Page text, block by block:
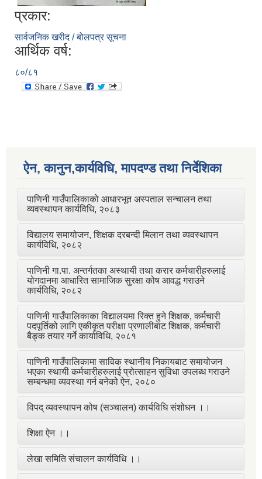
प्रकार:
सार्वजनिक खरीद / बोलपत्र सूचना
आर्थिक वर्ष:
८०/८१
ऐन, कानुन,कार्यविधि, मापदण्ड तथा निर्देशिका
पाणिनी गाउँपालिकाको आधारभूत अस्पताल सन्चालन तथा
व्यवस्थापन कार्यविधि, २०८३
विद्यालय समायोजन, शिक्षक दरबन्दी मिलान तथा व्यवस्थापन
कार्यविधि, २०८२
पाणिनी गा.पा. अन्तर्गतका अस्थायी तथा करार कर्मचारीहरुलाई
योगदानमा आधारित सामाजिक सुरक्षा कोष आवद्ध गराउने
कार्यविधि, २०८२
पाणिनी गाउँपालिकाका विद्यालयमा रिक्त हुने शिक्षक, कर्मचारी
पदपूर्तिको लागि एकीकृत परीक्षा प्रणालीबाट शिक्षक, कर्मचारी
बैङ्क तयार गर्ने कार्याविधि, २०८१
पाणिनी गाउँपालिकामा साविक स्थानीय निकायबाट समायोजन
भएका स्थायी कर्मचारीहरुलाई प्रोत्साहन सुविधा उपलब्ध गराउने
सम्बन्धमा व्यवस्था गर्न बनेको ऐन, २०८०
विपद् व्यवस्थापन कोष (सञ्चालन) कार्यविधि संशोधन ।।
शिक्षा ऐन ।।
लेखा समिति संचालन कार्यविधि ।।